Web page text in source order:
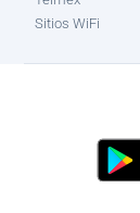
Sitios WiFi